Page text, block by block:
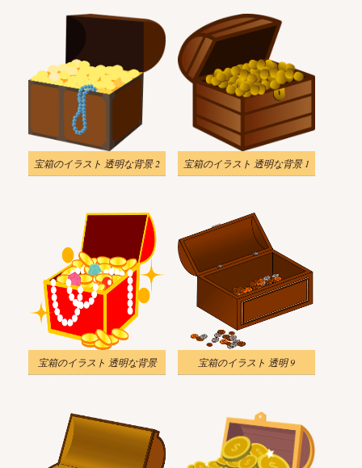
宝箱のイラスト 透明な背景 2 宝箱のイラスト 透明な背景 1
宝箱のイラスト 透明な背景 宝箱のイラスト 透明 9